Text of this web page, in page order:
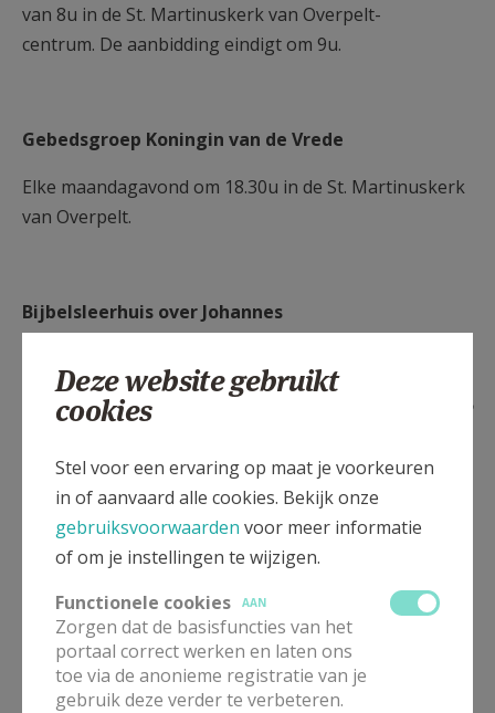
van 8u in de St. Martinuskerk van Overpelt-
centrum. De aanbidding eindigt om 9u.
Gebedsgroep Koningin van de Vrede
Elke maandagavond om 18.30u in de St. Martinuskerk
van Overpelt.
Bijbelsleerhuis over Johannes
In 8 samenkomsten doorlopen we het Evangelie
We starten telkens om 19.30u.
Einde is voorzien rond 21.30U.
november, 5 december, 6 februari, 6 maart, 3 april, 8
mei en 5 juni
Plaats van afspraak: dekenij, kerkdijk 2, 3900 Pelt
Deze website gebruikt
cookies
Stel voor een ervaring op maat je voorkeuren
in of aanvaard alle cookies. Bekijk onze
gebruiksvoorwaarden voor meer informatie
of om je instellingen te wijzigen.
Functionele cookies
AAN
Zorgen dat de basisfuncties van het
portaal correct werken en laten ons
toe via de anonieme registratie van je
gebruik deze verder te verbeteren.